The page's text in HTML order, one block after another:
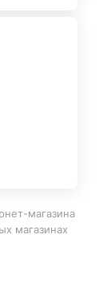
магазина
магазинах